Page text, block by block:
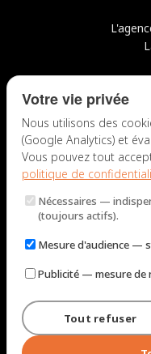
Lun –
© 2026 Immobilière
Mentions légales et tarifs
Votre vie privée
Nous utilisons des
(Google Analytics) et
Vous pouvez tout
politique de
Nécessaires —
(toujours actifs).
Mesure d'audience —
Publicité — mesure de
Tout refuser